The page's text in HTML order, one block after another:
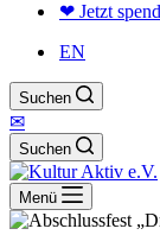
❤ Jetzt
EN
Suchen
✉
Suchen
Menü